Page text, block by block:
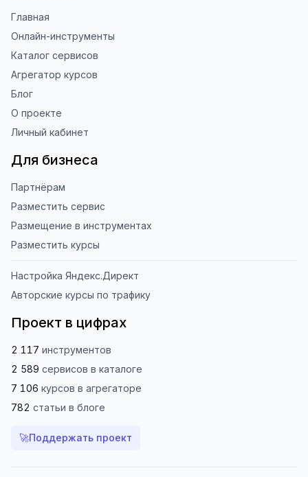
Главная
Онлайн-инструменты
Каталог сервисов
Агрегатор курсов
Блог
О проекте
Личный кабинет
Для бизнеса
Партнёрам
Разместить сервис
Размещение в инструментах
Разместить курсы
Настройка Яндекс.Директ
Авторские курсы по трафику
Проект в цифрах
2 117 инструментов
2 589 сервисов в каталоге
7 106 курсов в агрегаторе
782 статьи в блоге
🚀Поддержать проект